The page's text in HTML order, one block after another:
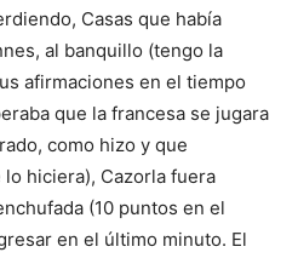
Casas que había
al banquillo (tengo la
afirmaciones en el tiempo
que la francesa se jugara
como hizo y que
hiciera), Cazorla fuera
(10 puntos en el
en el último minuto. El